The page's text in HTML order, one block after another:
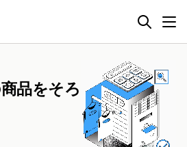
品をそろ